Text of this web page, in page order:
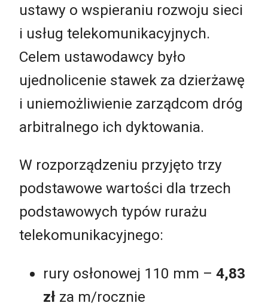
ustawy o wspieraniu rozwoju sieci
i usług telekomunikacyjnych.
Celem ustawodawcy było
ujednolicenie stawek za dzierżawę
i uniemożliwienie zarządcom dróg
arbitralnego ich dyktowania.
W rozporządzeniu przyjęto trzy
podstawowe wartości dla trzech
podstawowych typów rurażu
telekomunikacyjnego:
rury osłonowej 110 mm – 4,83
zł za m/rocznie